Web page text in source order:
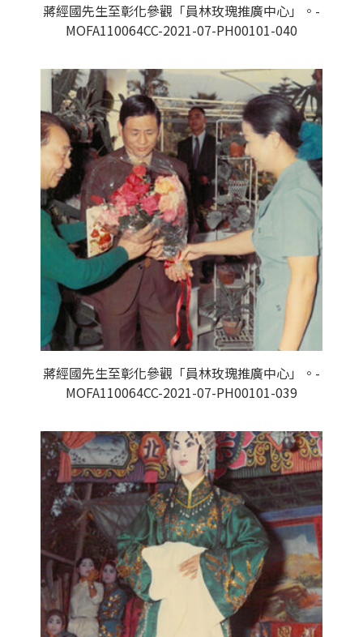
蔣經國先生至彰化參觀「員林玫瑰推廣中心」。-
MOFA110064CC-2021-07-PH00101-040
蔣經國先生至彰化參觀「員林玫瑰推廣中心」。-
MOFA110064CC-2021-07-PH00101-039